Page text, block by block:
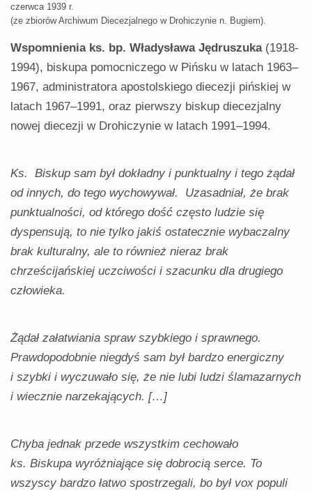
czerwca 1939 r.
(ze zbiorów Archiwum Diecezjalnego w Drohiczynie n. Bugiem).
Wspomnienia ks. bp. Władysława Jędruszuka(1918-
1994), biskupa pomocniczego w Pińsku w latach 1963–
1967, administratora apostolskiego diecezji pińskiej w
latach 1967–1991, oraz pierwszy biskup diecezjalny
nowej diecezji w Drohiczynie w latach 1991–1994.
Ks. Biskup sam był dokładny i punktualny i tego żądał
od innych, do tego wychowywał. Uzasadniał, że brak
punktualności, od którego dość często ludzie się
dyspensują, to nie tylko jakiś ostatecznie wybaczalny
brak kulturalny, ale to również nieraz brak
chrześcijańskiej uczciwości i szacunku dla drugiego
człowieka.
Żądał załatwiania spraw szybkiego i sprawnego.
Prawdopodobnie niegdyś sam był bardzo energiczny
i szybki i wyczuwało się, że nie lubi ludzi ślamazarnych
i wiecznie narzekających. […]
Chyba jednak przede wszystkim cechowało
ks. Biskupa wyróżniające się dobrocią serce. To
wszyscy bardzo łatwo spostrzegali, bo był vox populi